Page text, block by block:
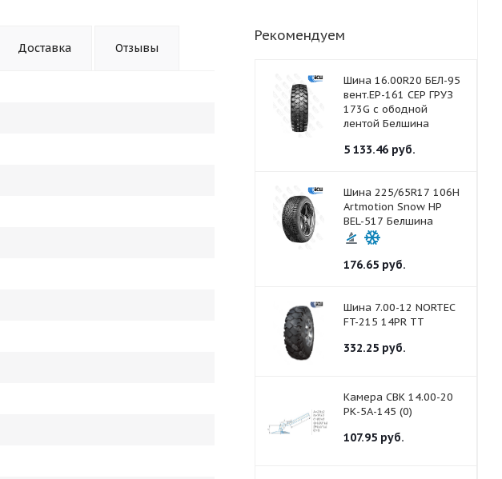
Доставка Отзывы
Рекомендуем
Шина 16.00R20 БЕЛ-95
вент.ЕР-161 СЕР ГРУЗ
173G с ободной
лентой Белшина
5 133.46 руб.
Шина 225/65R17 106H
Artmotion Snow HP
BEL-517 Белшина
176.65 руб.
Шина 7.00-12 NORTEC
FT-215 14PR ТТ
332.25 руб.
Камера СВК 14.00-20
РК-5А-145 (0)
107.95 руб.